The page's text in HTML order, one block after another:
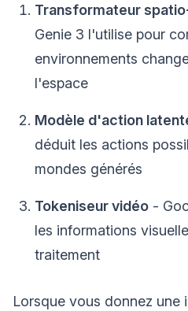
Transformateur
Genie 3 l'utilise pour
environnements
l'espace
Modèle d'action
déduit les actions
mondes générés
Tokeniseur vidéo -
les informations
traitement
Lorsque vous donnez une